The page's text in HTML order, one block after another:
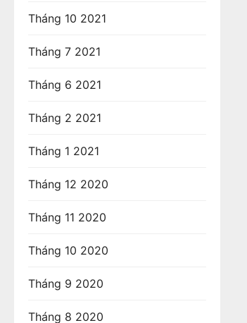
Tháng 10 2021
Tháng 7 2021
Tháng 6 2021
Tháng 2 2021
Tháng 1 2021
Tháng 12 2020
Tháng 11 2020
Tháng 10 2020
Tháng 9 2020
Tháng 8 2020